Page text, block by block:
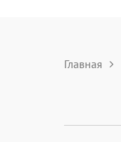
Главная